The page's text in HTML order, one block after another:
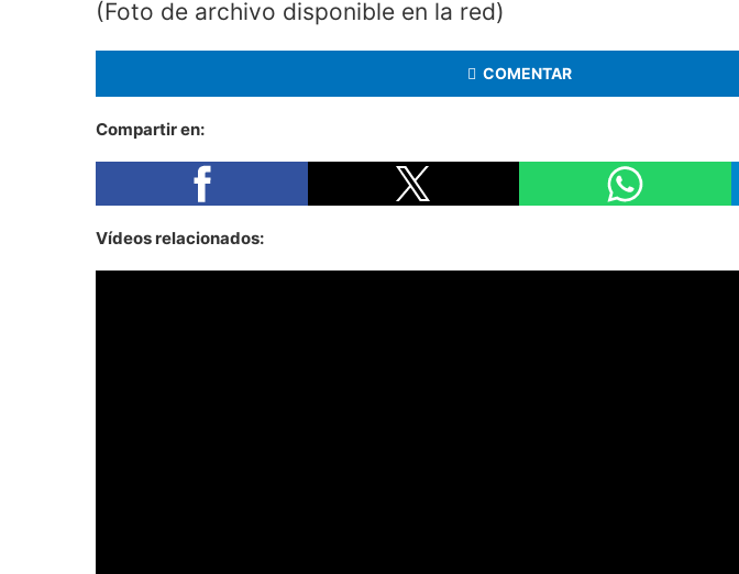
(Foto de archivo disponible en la red)
COMENTAR
Compartir en:
Vídeos relacionados: